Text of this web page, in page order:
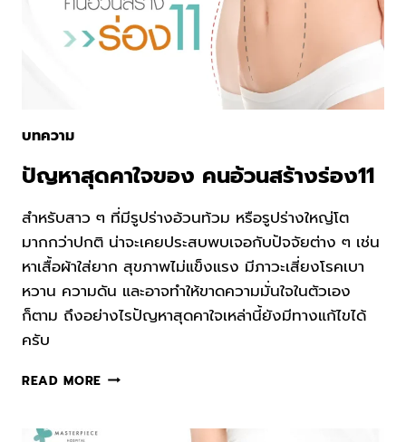
บทความ
ปัญหาสุดคาใจของ คนอ้วนสร้างร่อง11
สำหรับสาว ๆ ที่มีรูปร่างอ้วนท้วม หรือรูปร่างใหญ่โต
มากกว่าปกติ น่าจะเคยประสบพบเจอกับปัจจัยต่าง ๆ เช่น
หาเสื้อผ้าใส่ยาก สุขภาพไม่แข็งแรง มีภาวะเสี่ยงโรคเบา
หวาน ความดัน และอาจทำให้ขาดความมั่นใจในตัวเอง
ก็ตาม ถึงอย่างไรปัญหาสุดคาใจเหล่านี้ยังมีทางแก้ไขได้
ครับ
READ MORE ปัญหา